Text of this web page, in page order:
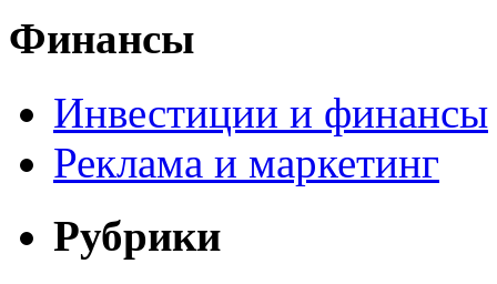
Финансы
Инвестиции и финансы
Реклама и маркетинг
Рубрики